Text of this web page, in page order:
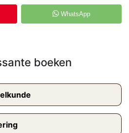
WhatsApp
boeken